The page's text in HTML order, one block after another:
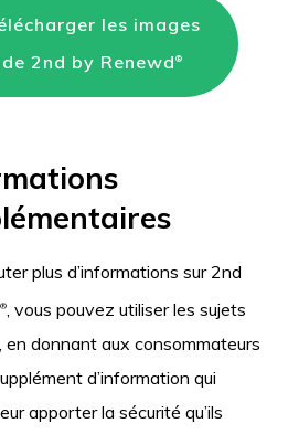
les images
de 2nd by Renewd ®
plus d’informations sur 2nd
®, vous pouvez utiliser les sujets
en donnant aux consommateurs
d’information qui
apporter la sécurité qu’ils